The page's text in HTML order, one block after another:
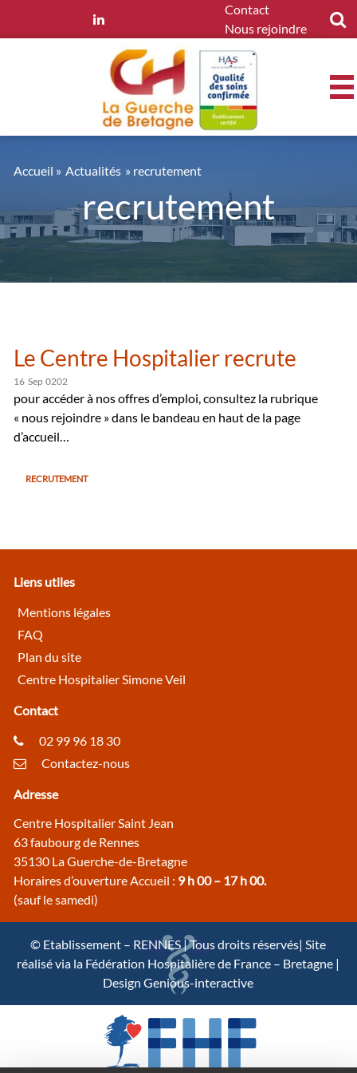
Contact
Nous rejoindre
recrutement
Accueil » Actualités » recrutement
Le Centre Hospitalier recrute
16 Sep 0202
pour accéder à nos offres d’emploi, consultez la rubrique
« nous rejoindre » dans le bandeau en haut de la page
d’accueil…
RECRUTEMENT
Liens utiles
Mentions légales
FAQ
Plan du site
Centre Hospitalier Simone Veil
Contact
02 99 96 18 30
Contactez-nous
Adresse
Centre Hospitalier Saint Jean
63 faubourg de Rennes
35130 La Guerche-de-Bretagne
Horaires d’ouverture Accueil : 9 h 00 – 17 h 00.
(sauf le samedi)
© Etablissement – RENNES | Tous droits réservés| Site
réalisé via la Fédération Hospitalière de France – Bretagne |
Design Genious-interactive